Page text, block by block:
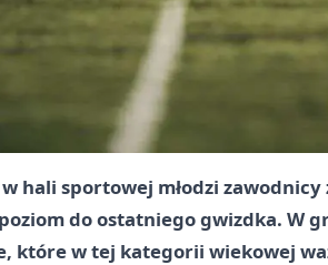
hali sportowej młodzi zawodnicy
do ostatniego gwizdka. W
które w tej kategorii wiekowej